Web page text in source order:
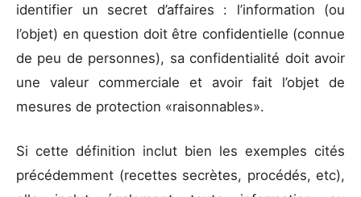
identifier un secret d’affaires : l’information (ou
l’objet) en question doit être confidentielle (connue
de peu de personnes), sa confidentialité doit avoir
une valeur commerciale et avoir fait l’objet de
mesures de protection «raisonnables».
Si cette définition inclut bien les exemples cités
précédemment (recettes secrètes, procédés, etc),